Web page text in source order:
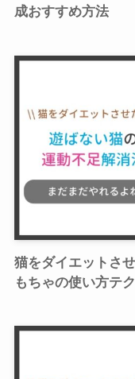
成おすすめ方法
猫をダイエットさ
もちゃの使い方テ